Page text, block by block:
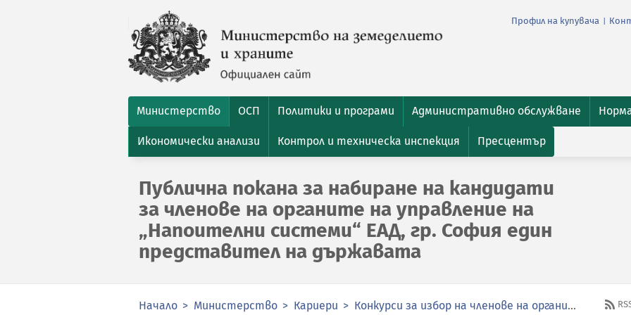
Профил на купувача
Министерство ОСП Политики и програми Административно обслужване
Икономически анализи Контрол и техническа инспекция Пресцентър
Публична покана за набиране на кандидати
за членове на органите на управление на
„Напоителни системи“ ЕАД, гр. София един
представител на държавата
Начало Министерство Кариери Конкурси за избор на членове на органите за управление и контрол в публичните предприятия